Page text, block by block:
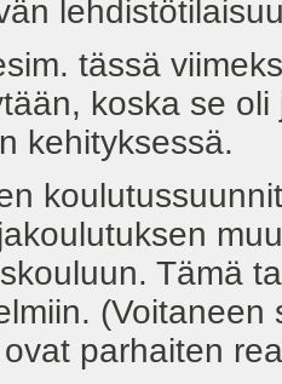
tässä
koska se
kehityksessä.
Tämä
parhaiten